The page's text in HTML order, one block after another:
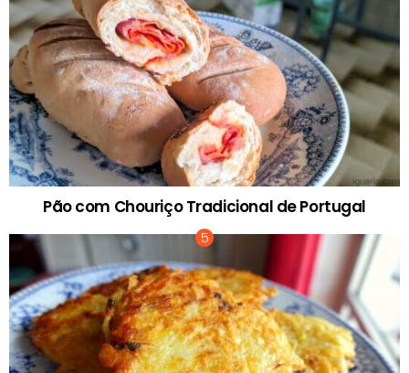
Pão com Chouriço Tradicional de Portugal